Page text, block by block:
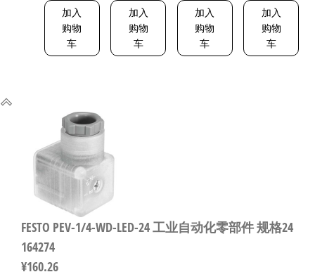
加入
购物
车
5-2 8001232
加入
购物
车
加入
购物
车
加入
购物
车
FESTO PEV-1/4-WD-LED-24 工业自动化零部件 规格24
164274
¥160.26